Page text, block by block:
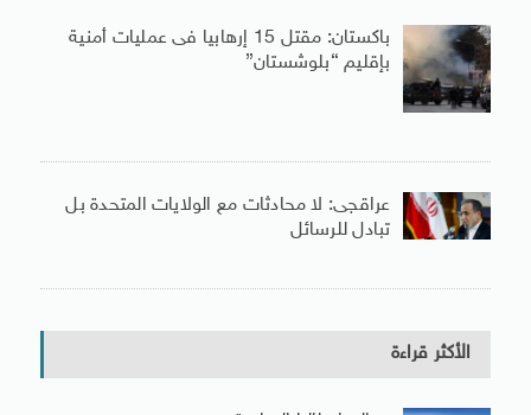
باكستان: مقتل 15 إرهابيا فى عمليات أمنية
بإقليم “بلوشستان”
عراقجى: لا محادثات مع الولايات المتحدة بل
تبادل للرسائل
الأكثر قراءة